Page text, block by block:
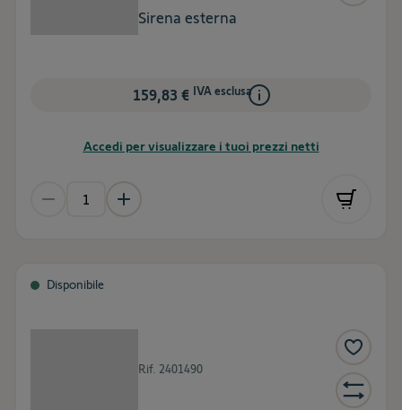
Sirena esterna
159,83 € IVA esclusa
Accedi per visualizzare i tuoi prezzi netti
Disponibile
Rif. 2401490